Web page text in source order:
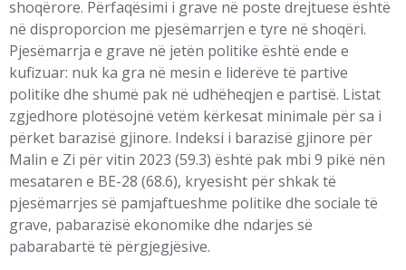
shoqërore. Përfaqësimi i grave në poste drejtuese është
në disproporcion me pjesëmarrjen e tyre në shoqëri.
Pjesëmarrja e grave në jetën politike është ende e
kufizuar: nuk ka gra në mesin e liderëve të partive
politike dhe shumë pak në udhëheqjen e partisë. Listat
zgjedhore plotësojnë vetëm kërkesat minimale për sa i
përket barazisë gjinore. Indeksi i barazisë gjinore për
Malin e Zi për vitin 2023 (59.3) është pak mbi 9 pikë nën
mesataren e BE-28 (68.6), kryesisht për shkak të
pjesëmarrjes së pamjaftueshme politike dhe sociale të
grave, pabarazisë ekonomike dhe ndarjes së
pabarabartë të përgjegjësive.